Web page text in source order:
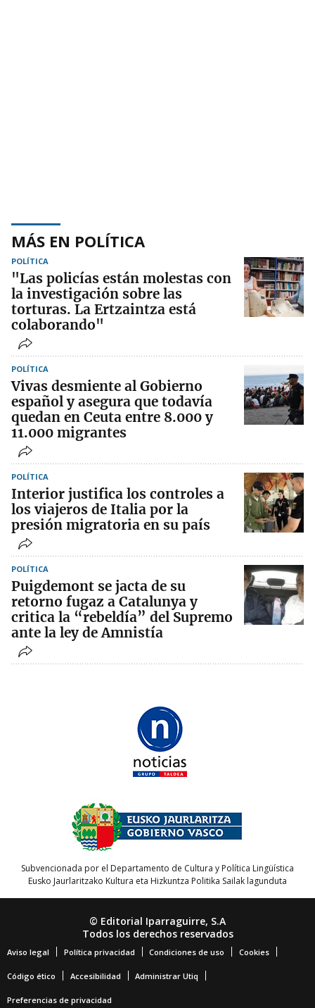
MÁS EN POLÍTICA
POLÍTICA
"Las policías están molestas con
la investigación sobre las
torturas. La Ertzaintza está
colaborando"
POLÍTICA
Vivas desmiente al Gobierno
español y asegura que todavía
quedan en Ceuta entre 8.000 y
11.000 migrantes
POLÍTICA
Interior justifica los controles a
los viajeros de Italia por la
presión migratoria en su país
POLÍTICA
Puigdemont se jacta de su
retorno fugaz a Catalunya y
critica la “rebeldía” del Supremo
ante la ley de Amnistía
Subvencionada por el Departamento de Cultura y Política Lingüística
Eusko Jaurlaritzako Kultura eta Hizkuntza Politika Sailak lagunduta
© Editorial Iparraguirre, S.A
Todos los derechos reservados
Aviso legal Política privacidad Condiciones de uso Cookies
Código ético Accesibilidad Administrar Utiq
Preferencias de privacidad